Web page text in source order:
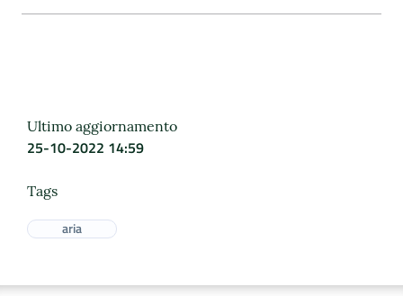
Ultimo aggiornamento
25-10-2022 14:59
Tags
aria